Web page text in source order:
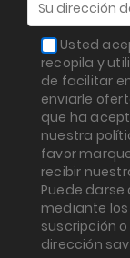
Usted
recopila y
de facilitar
enviarle
que ha
nuestra
favor
recibir
Puede
mediante
suscripción
dirección